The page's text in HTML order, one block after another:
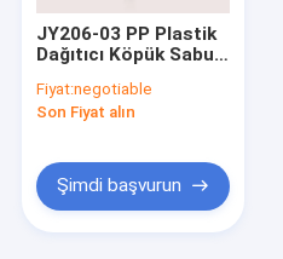
JY206-03 PP Plastik
Dağıtıcı Köpük Sabun
Sabunu Pompası
43/400
Fiyat:negotiable
Son Fiyat alın
Şimdi başvurun